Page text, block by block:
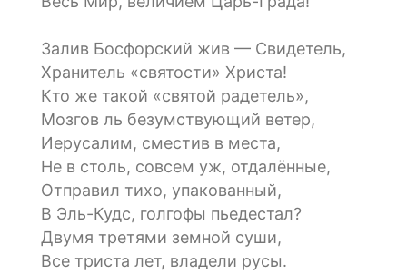
Залив Босфорский жив — Свидетель,
Хранитель «святости» Христа!
Кто же такой «святой радетель»,
Мозгов ль безумствующий ветер,
Иерусалим, сместив в места,
Не в столь, совсем уж, отдалённые,
Отправил тихо, упакованный,
В Эль-Кудс, голгофы пьедестал?
Двумя третями земной суши,
Все триста лет, владели русы.